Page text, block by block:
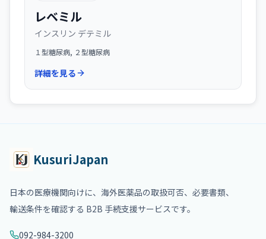
レベミル
インスリン デテミル
１型糖尿病, ２型糖尿病
詳細を見る
KusuriJapan
日本の医療機関向けに、海外医薬品の取扱可否、必要書類、
輸送条件を確認する B2B 手続支援サービスです。
092-984-3200